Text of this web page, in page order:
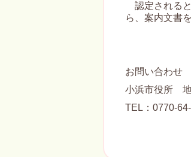
認定される
ら、案内文書
お問い合わせ
小浜市役所
TEL：0770-